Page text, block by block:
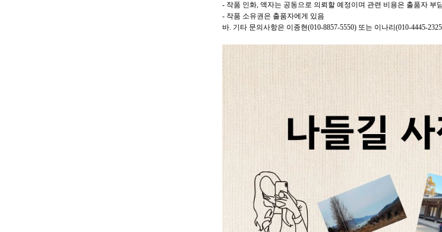
- 작품 인화, 액자는 공동으로 의뢰할 예정이며 관련 비용은 출품자 부
- 작품 소유권은 출품자에게 있음
바. 기타 문의사항은 이종현(010-8857-5550) 또는 이나리(010-4445-